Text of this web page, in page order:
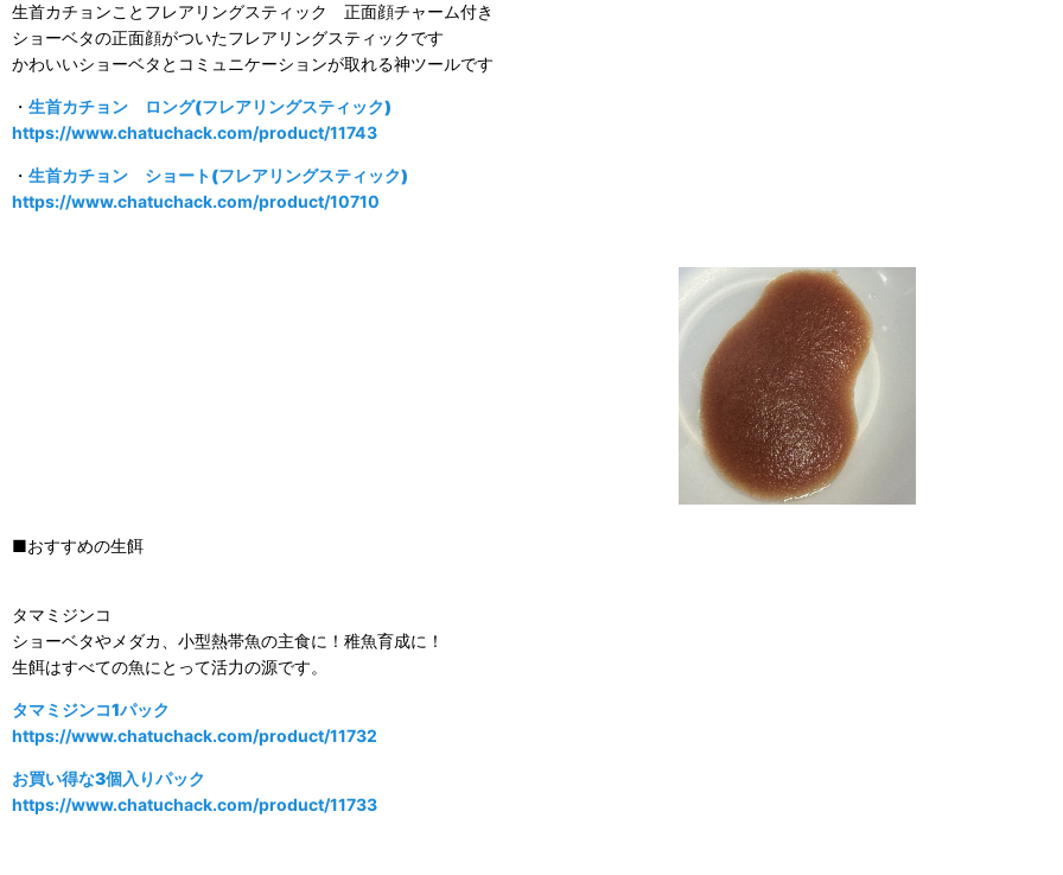
生首カチョンことフレアリングスティック 正面顔チャーム付き
ショーベタの正面顔がついたフレアリングスティックです
かわいいショーベタとコミュニケーションが取れる神ツールです
・ 生首カチョン ロング(フレアリングスティック)
https://www.chatuchack.com/product/11743
・ 生首カチョン ショート(フレアリングスティック)
https://www.chatuchack.com/product/10710
■おすすめの生餌
タマミジンコ
ショーベタやメダカ、小型熱帯魚の主食に！稚魚育成に！
生餌はすべての魚にとって活力の源です。
タマミジンコ1パック
https://www.chatuchack.com/product/11732
お買い得な3個入りパック
https://www.chatuchack.com/product/11733